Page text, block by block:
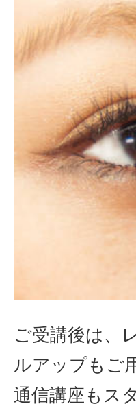
ご受講後は、
ルアップもご
通信講座もス